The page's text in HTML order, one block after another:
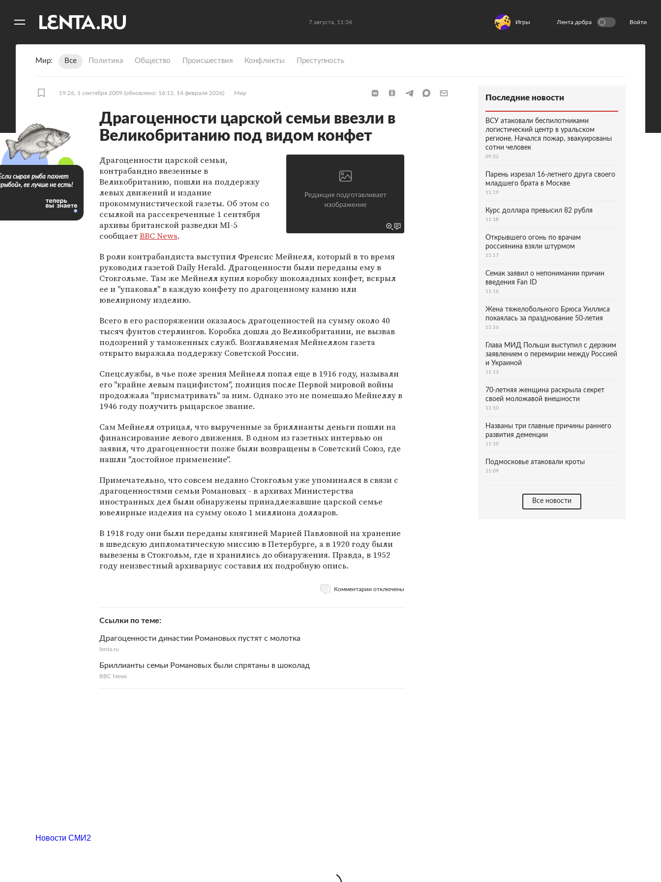
7 августа, 11:34 Игры Лента добра Войти
Мир Все Политика Общество Происшествия Конфликты Преступность
19:26, 1 сентября 2009 (обновлено: 16:12, 14 февраля 2026) Мир
Драгоценности царской семьи ввезли в
Великобританию под видом конфет
Драгоценности царской семьи,
контрабандно ввезенные в
Великобританию, пошли на поддержку
левых движений и издание
прокоммунистической газеты. Об этом со
ссылкой на рассекреченные 1 сентября
архивы британской разведки MI-5
сообщаетBBC News.
В роли контрабандиста выступил Френсис Мейнелл, который в то время
руководил газетой Daily Herald. Драгоценности были переданы ему в
Стокгольме. Там же Мейнелл купил коробку шоколадных конфет, вскрыл
ее и "упаковал" в каждую конфету по драгоценному камню или
ювелирному изделию.
Всего в его распоряжении оказалось драгоценностей на сумму около 40
тысяч фунтов стерлингов. Коробка дошла до Великобритании, не вызвав
подозрений у таможенных служб. Возглавляемая Мейнеллом газета
открыто выражала поддержку Советской России.
Спецслужбы, в чье поле зрения Мейнелл попал еще в 1916 году, называли
его "крайне левым пацифистом", полиция после Первой мировой войны
продолжала "присматривать" за ним. Однако это не помешало Мейнеллу в
1946 году получить рыцарское звание.
Сам Мейнелл отрицал, что вырученные за бриллианты деньги пошли на
финансирование левого движения. В одном из газетных интервью он
заявил, что драгоценности позже были возвращены в Советский Союз, где
нашли "достойное применение".
Примечательно, что совсем недавно Стокгольм уже упоминался в связи с
драгоценностями семьи Романовых - в архивах Министерства
иностранных дел были обнаружены принадлежавшие царской семье
ювелирные изделия на сумму около 1 миллиона долларов.
В 1918 году они были переданы княгиней Марией Павловной на хранение
в шведскую дипломатическую миссию в Петербурге, а в 1920 году были
вывезены в Стокгольм, где и хранились до обнаружения. Правда, в 1952
году неизвестный архивариус составил их подробную опись.
Комментарии отключены
Ссылки по теме
Драгоценности династии Романовых пустят с молотка
lenta.ru
Бриллианты семьи Романовых были спрятаны в шоколад
BBC News
сырая рыба пахнет
ее лучше не есть!
Последние новости
ВСУ атаковали беспилотниками
логистический центр в уральском
регионе. Начался пожар, эвакуированы
сотни человек
09:22
Парень изрезал 16-летнего друга своего
младшего брата в Москве
11:19
Курс доллара превысил 82 рубля
11:18
Открывшего огонь по врачам
россиянина взяли штурмом
11:17
Семак заявил о непонимании причин
введения Fan ID
11:16
Жена тяжелобольного Брюса Уиллиса
покаялась за празднование 50-летия
11:16
Глава МИД Польши выступил с дерзким
заявлением о перемирии между Россией
и Украиной
11:13
70-летняя женщина раскрыла секрет
своей моложавой внешности
11:10
Названы три главные причины раннего
развития деменции
11:10
Подмосковье атаковали кроты
11:09
Все новости
Новости СМИ2